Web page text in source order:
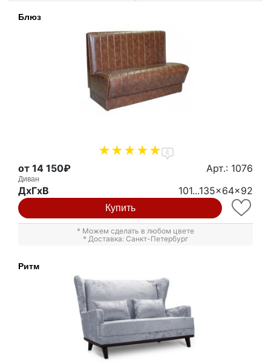
Блюз
4
от 14 150₽ Арт.: 1076
Диван
ДxГxВ 101...135x64x92
Купить
* Можем сделать в любом цвете
* Доставка: Санкт-Петербург
Ритм